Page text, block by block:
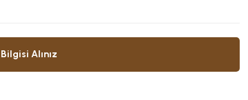
Alınız